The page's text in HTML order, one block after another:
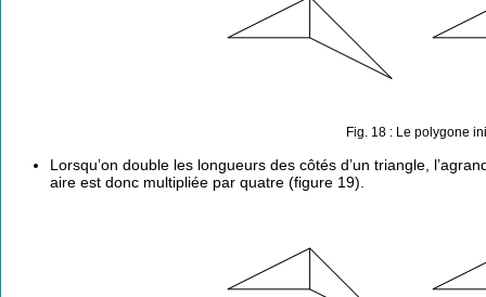
Fig. 18 : Le polygone
Lorsqu’on double les longueurs des côtés d’un triangle,
aire est donc multipliée par quatre (figure 19).